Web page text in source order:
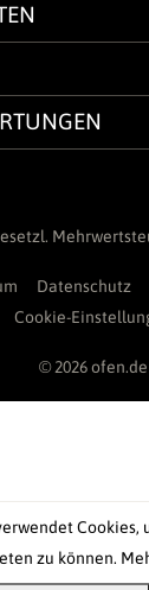
Datenschutz
Cookie-
© 2026 ofen.de
Cookies,
zu können.